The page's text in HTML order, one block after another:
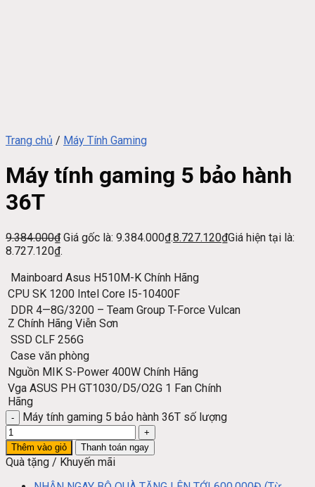
Trang chủ / Máy Tính Gaming
Máy tính gaming 5 bảo hành
36T
9.384.000₫ Giá gốc là: 9.384.000₫.8.727.120₫Giá hiện tại là:
8.727.120₫.
Mainboard Asus H510M-K Chính Hãng
CPU SK 1200 Intel Core I5-10400F
DDR 4—8G/3200 – Team Group T-Force Vulcan
Z Chính Hãng Viễn Sơn
SSD CLF 256G
Case văn phòng
Nguồn MIK S-Power 400W Chính Hãng
Vga ASUS PH GT1030/D5/O2G 1 Fan Chính
Hãng
Máy tính gaming 5 bảo hành 36T số lượng
Thêm vào giỏ Thanh toán ngay
Quà tặng / Khuyến mãi